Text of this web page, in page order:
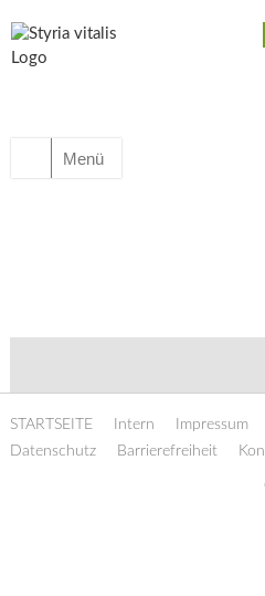
Menü
STARTSEITE Intern
Impressum
Datenschutz
Barrierefreiheit